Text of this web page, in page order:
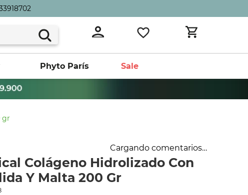
Phyto París Sale
gr
Cargando comentarios…
Colágeno Hidrolizado Con
Y Malta 200 Gr